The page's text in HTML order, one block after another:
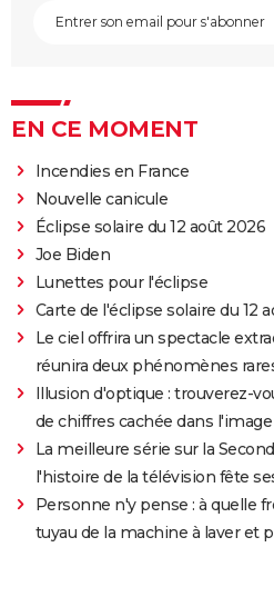
EN CE MOMENT
Incendies en France
Nouvelle canicule
Éclipse solaire du 12 août 2026
Joe Biden
Lunettes pour l'éclipse
Carte de l'éclipse solaire du 12
Le ciel offrira un spectacle
réunira deux phénomènes
Illusion d'optique : trouverez-
de chiffres cachée dans l'image
La meilleure série sur la
l'histoire de la télévision fête
Personne n'y pense : à quelle
tuyau de la machine à laver et